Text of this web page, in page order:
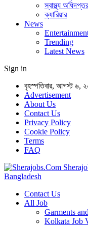
স্বাস্থ্য অধিদপ্তর
ক্যারিয়ার
News
Trending
Latest News
Sign in
বৃহস্পতিবার, আগস্ট ৬,
Advertisement
About Us
Contact Us
Privacy Policy
Cookie Policy
Terms
FAQ
Bangladesh
Contact Us
All Job
Garments
Kolkata Job